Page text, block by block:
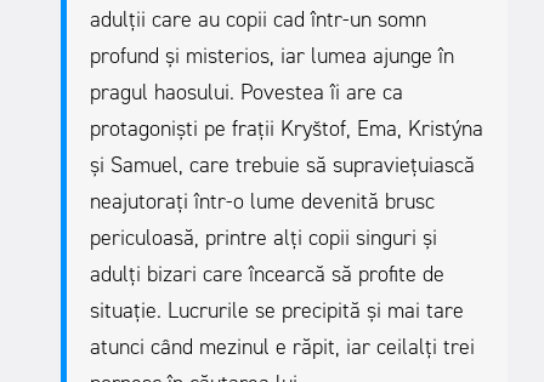
adulții care au copii cad într-un somn
profund și misterios, iar lumea ajunge în
pragul haosului. Povestea îi are ca
protagoniști pe frații Kryštof, Ema, Kristýna
și Samuel, care trebuie să supraviețuiască
neajutorați într-o lume devenită brusc
periculoasă, printre alți copii singuri și
adulți bizari care încearcă să profite de
situație. Lucrurile se precipită și mai tare
atunci când mezinul e răpit, iar ceilalți trei